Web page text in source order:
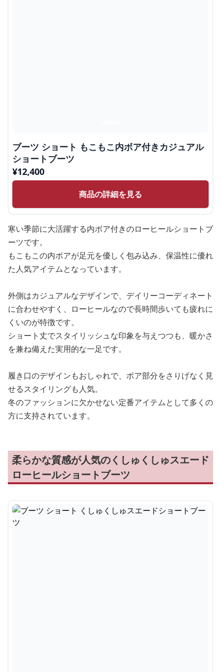
ブーツ ショート もこもこ内ボア付きカジュアル
ショートブーツ
¥12,400
商品の詳細を見る
寒い季節に大活躍する内ボア付きのローヒールショートブ
ーツです。
もこもこの内ボアが足元を優しく包み込み、保温性に優れ
た人気アイテムとなっています。
外側はカジュアルなデザインで、デイリーコーディネート
に合わせやすく、ローヒールなので長時間歩いても疲れに
くいのが特徴です。
ショート丈でスタイリッシュな印象を与えつつも、暖かさ
を兼ね備えた実用的な一足です。
履き口のデザインもおしゃれで、ボア部分をさりげなく見
せるスタイリングも人気。
冬のファッションに欠かせない定番アイテムとして多くの
方に支持されています。
柔らかな質感が人気のくしゅくしゅスエード
ローヒールショートブーツ